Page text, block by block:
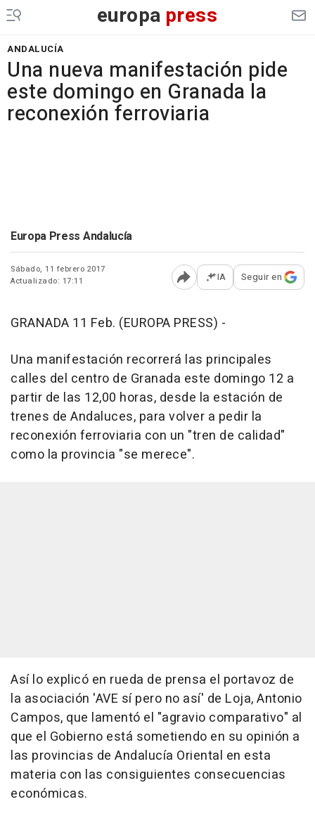
europa press
ANDALUCÍA
Una nueva manifestación pide
este domingo en Granada la
reconexión ferroviaria
Europa Press Andalucía
Sábado, 11 febrero 2017
Actualizado: 17:11
Abrir opciones para
IA Seguir en
GRANADA 11 Feb. (EUROPA PRESS) -
Una manifestación recorrerá las principales
calles del centro de Granada este domingo 12 a
partir de las 12,00 horas, desde la estación de
trenes de Andaluces, para volver a pedir la
reconexión ferroviaria con un "tren de calidad"
como la provincia "se merece".
Así lo explicó en rueda de prensa el portavoz de
la asociación 'AVE sí pero no así' de Loja, Antonio
Campos, que lamentó el "agravio comparativo" al
que el Gobierno está sometiendo en su opinión a
las provincias de Andalucía Oriental en esta
materia con las consiguientes consecuencias
económicas.